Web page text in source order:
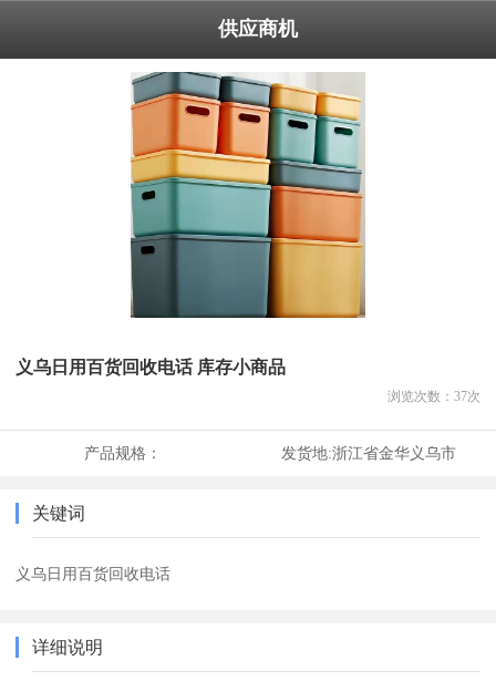
供应商机
义乌日用百货回收电话 库存小商品
浏览次数： 37次
产品规格： 发货地:浙江省金华义乌市
关键词
义乌日用百货回收电话
详细说明